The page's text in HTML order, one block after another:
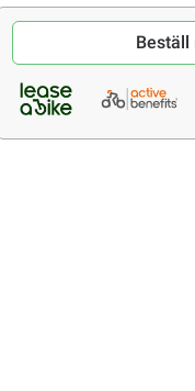
Beställ